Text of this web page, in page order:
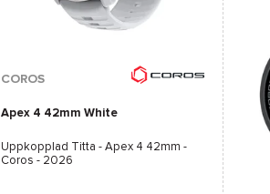
COROS
Apex 4 42mm White
Uppkopplad Titta - Apex 4 42mm -
Coros - 2026